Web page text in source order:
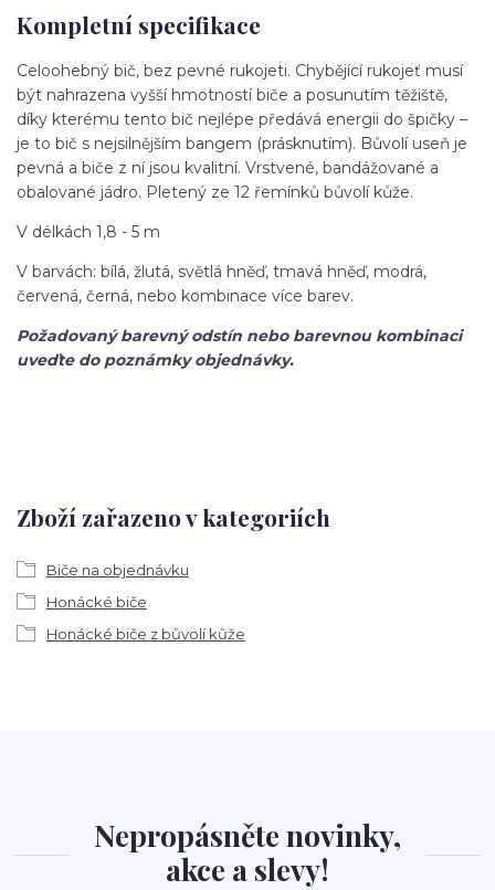
Kompletní specifikace
Celoohebný bič, bez pevné rukojeti. Chybějící rukojeť musí
být nahrazena vyšší hmotností biče a posunutím těžiště,
díky kterému tento bič nejlépe předává energii do špičky –
je to bič s nejsilnějším bangem (prásknutím). Bůvolí useň je
pevná a biče z ní jsou kvalitní. Vrstvené, bandážované a
obalované jádro. Pletený ze 12 řemínků bůvolí kůže.
V délkách 1,8 - 5 m
V barvách: bílá, žlutá, světlá hněď, tmavá hněď, modrá,
červená, černá, nebo kombinace více barev.
Požadovaný barevný odstín nebo barevnou kombinaci
uveďte do poznámky objednávky.
Zboží zařazeno v kategoriích
Biče na objednávku
Honácké biče
Honácké biče z bůvolí kůže
Nepropásněte novinky,
akce a slevy!